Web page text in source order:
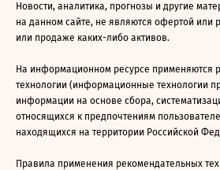
Новости, аналитика, прогнозы и другие
на данном сайте, не являются офертой или
или продаже каких-либо активов.
На информационном ресурсе применяются
технологии (информационные технологии
информации на основе сбора,
относящихся к предпочтениям
находящихся на территории Российской
Правила применения рекомендательных